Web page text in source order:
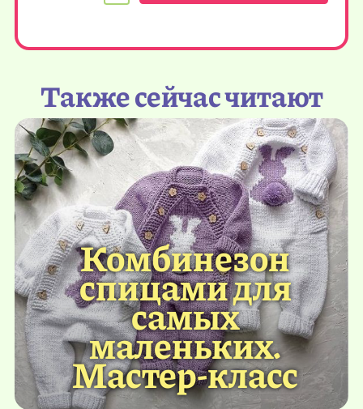
Также сейчас читают
Комбинезон
спицами для
самых
маленьких.
Мастер-класс